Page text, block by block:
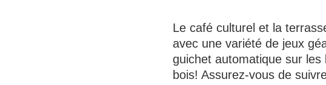
Le café culturel et la
avec une variété de jeux
guichet automatique sur les
bois! Assurez-vous de